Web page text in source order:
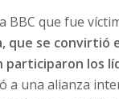
BBC que fue
que se convirtió
participaron los
a una alianza